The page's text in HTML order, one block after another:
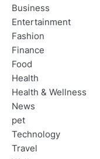
Business
Entertainment
Fashion
Finance
Food
Health
Health & Wellness
News
pet
Technology
Travel